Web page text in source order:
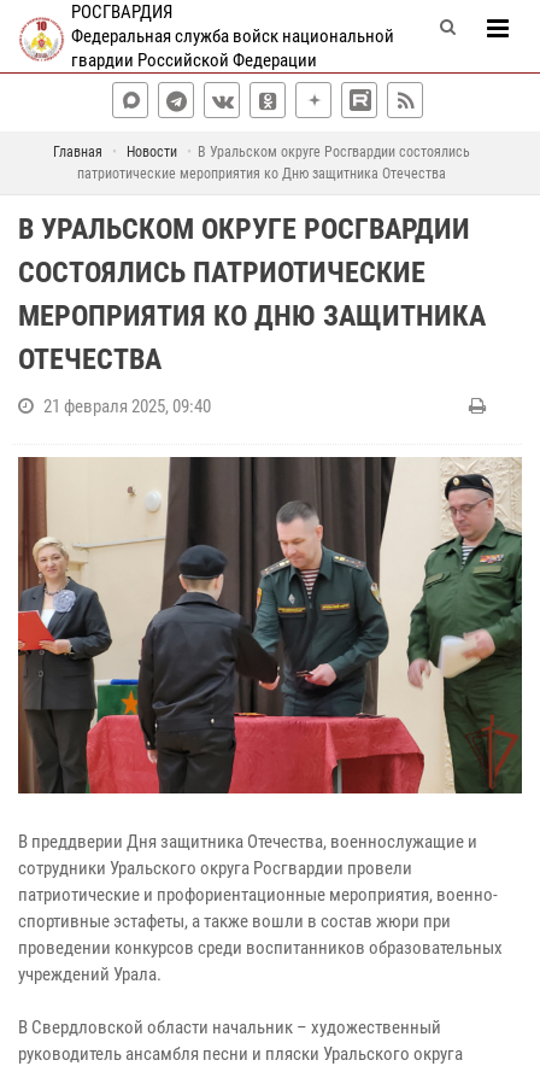
РОСГВАРДИЯ
Федеральная служба войск национальной
гвардии Российской Федерации
Главная Новости
В Уральском округе Росгвардии состоялись
патриотические мероприятия ко Дню защитника Отечества
В УРАЛЬСКОМ ОКРУГЕ РОСГВАРДИИ
СОСТОЯЛИСЬ ПАТРИОТИЧЕСКИЕ
МЕРОПРИЯТИЯ КО ДНЮ ЗАЩИТНИКА
ОТЕЧЕСТВА
21 февраля 2025, 09:40
В преддверии Дня защитника Отечества, военнослужащие и
сотрудники Уральского округа Росгвардии провели
патриотические и профориентационные мероприятия, военно-
спортивные эстафеты, а также вошли в состав жюри при
проведении конкурсов среди воспитанников образовательных
учреждений Урала.
В Свердловской области начальник – художественный
руководитель ансамбля песни и пляски Уральского округа